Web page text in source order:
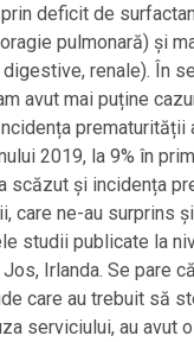
deficit de
pulmonară) și
renale). În
avut mai puține
prematurității
2019, la 9% în
scăzut și incidența
care ne-au surprins
studii publicate la
Irlanda. Se pare
care au trebuit să
serviciului, au avut